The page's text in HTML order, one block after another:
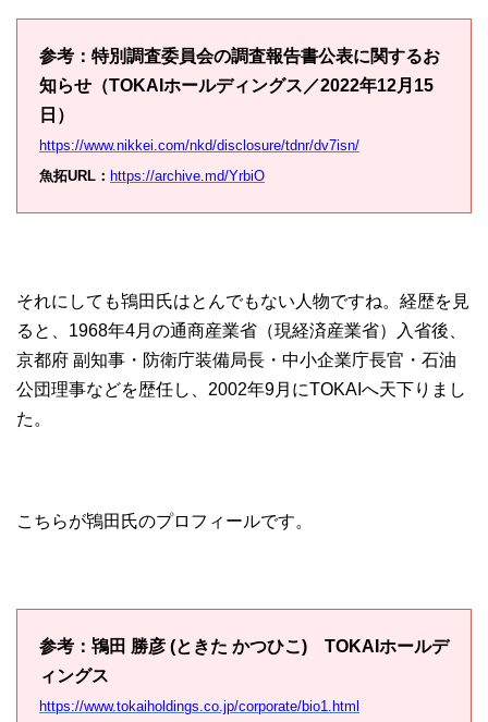
参考：特別調査委員会の調査報告書公表に関するお
知らせ（TOKAIホールディングス／2022年12月15
日）
https://www.nikkei.com/nkd/disclosure/tdnr/dv7isn/
魚拓URL： https://archive.md/YrbiO
それにしても鴇田氏はとんでもない人物ですね。経歴を見
ると、1968年4月の通商産業省（現経済産業省）入省後、
京都府 副知事・防衛庁装備局長・中小企業庁長官・石油
公団理事などを歴任し、2002年9月にTOKAIへ天下りまし
た。
こちらが鴇田氏のプロフィールです。
参考：鴇田 勝彦 (ときた かつひこ) TOKAIホールデ
ィングス
https://www.tokaiholdings.co.jp/corporate/bio1.html